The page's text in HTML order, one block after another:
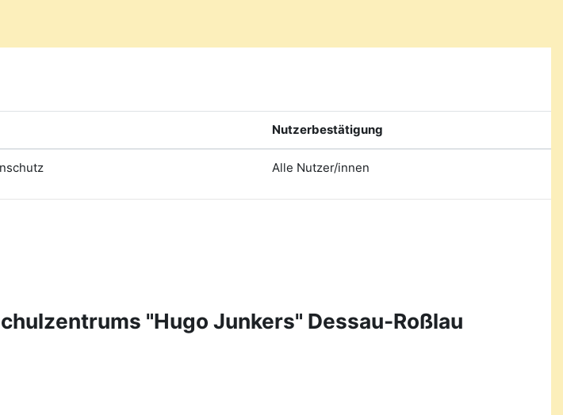
Nutzerbestätigung
Alle Nutzer/innen
"Hugo Junkers" Dessau-Roßlau